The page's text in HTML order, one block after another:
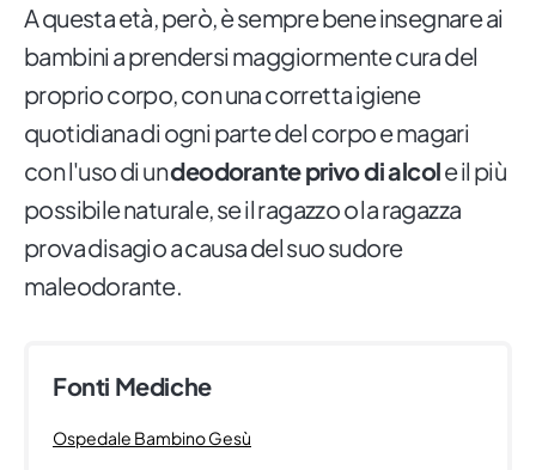
A questa età, però, è sempre bene insegnare ai
bambini a prendersi maggiormente cura del
proprio corpo, con una corretta igiene
quotidiana di ogni parte del corpo e magari
con l'uso di undeodorante privo di alcole il più
possibile naturale, se il ragazzo o la ragazza
prova disagio a causa del suo sudore
maleodorante.
Fonti Mediche
Ospedale Bambino Gesù